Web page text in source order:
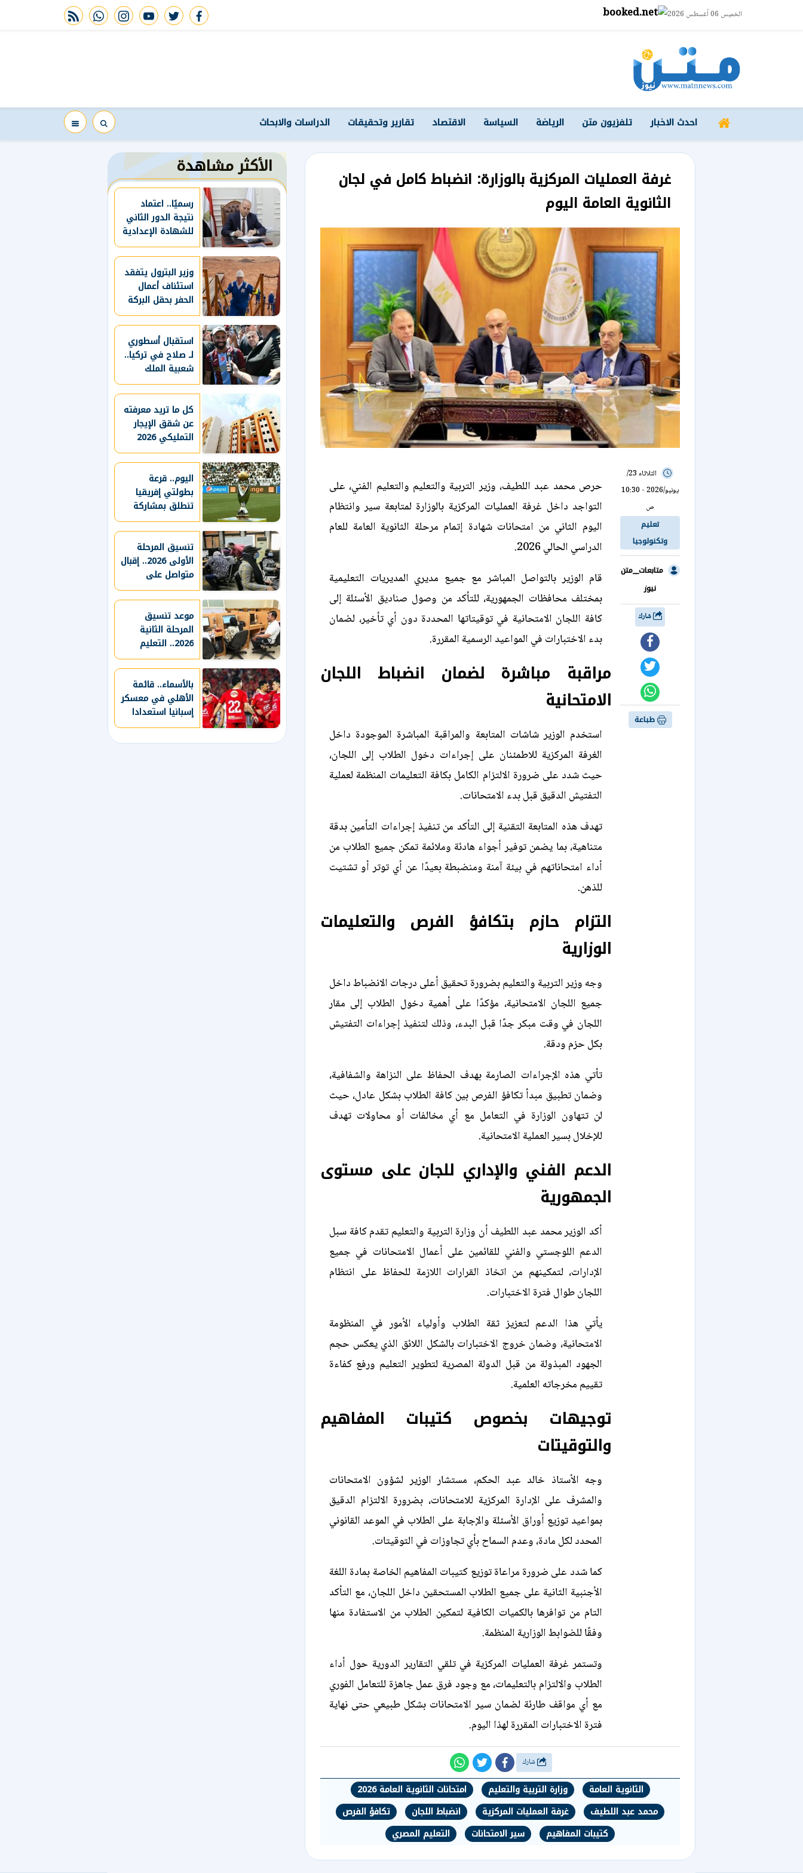
الخميس 06 أغسطس 2026 facebook
twitter
youtube
instagram
whatsapp
rss feed
احدث الاخبار تلفزيون متن الرياضة السياسة الاقتصاد تقارير وتحقيقات الدراسات والابحاث
غرفة العمليات المركزية بالوزارة: انضباط كامل في لجان
الثانوية العامة اليوم
الثلاثاء 23/
يونيو/2026 - 10:30
ص
تعليم
وتكنولوجيا
متابعات__متن
نيوز
طباعة
حرص محمد عبد اللطيف، وزير التربية والتعليم والتعليم الفني، على
التواجد داخل غرفة العمليات المركزية بالوزارة لمتابعة سير وانتظام
اليوم الثاني من امتحانات شهادة إتمام مرحلة الثانوية العامة للعام
الدراسي الحالي 2026.
قام الوزير بالتواصل المباشر مع جميع مديري المديريات التعليمية
بمختلف محافظات الجمهورية، للتأكد من وصول صناديق الأسئلة إلى
كافة اللجان الامتحانية في توقيتاتها المحددة دون أي تأخير، لضمان
بدء الاختبارات في المواعيد الرسمية المقررة.
مراقبة مباشرة لضمان انضباط اللجان
الامتحانية
استخدم الوزير شاشات المتابعة والمراقبة المباشرة الموجودة داخل
الغرفة المركزية للاطمئنان على إجراءات دخول الطلاب إلى اللجان،
حيث شدد على ضرورة الالتزام الكامل بكافة التعليمات المنظمة لعملية
التفتيش الدقيق قبل بدء الامتحانات.
تهدف هذه المتابعة التقنية إلى التأكد من تنفيذ إجراءات التأمين بدقة
متناهية، بما يضمن توفير أجواء هادئة وملائمة تمكن جميع الطلاب من
أداء امتحاناتهم في بيئة آمنة ومنضبطة بعيدًا عن أي توتر أو تشتيت
للذهن.
التزام حازم بتكافؤ الفرص والتعليمات
الوزارية
وجه وزير التربية والتعليم بضرورة تحقيق أعلى درجات الانضباط داخل
جميع اللجان الامتحانية، مؤكدًا على أهمية دخول الطلاب إلى مقار
اللجان في وقت مبكر جدًا قبل البدء، وذلك لتنفيذ إجراءات التفتيش
بكل حزم ودقة.
تأتي هذه الإجراءات الصارمة بهدف الحفاظ على النزاهة والشفافية،
وضمان تطبيق مبدأ تكافؤ الفرص بين كافة الطلاب بشكل عادل، حيث
لن تتهاون الوزارة في التعامل مع أي مخالفات أو محاولات تهدف
للإخلال بسير العملية الامتحانية.
الدعم الفني والإداري للجان على مستوى
الجمهورية
أكد الوزير محمد عبد اللطيف أن وزارة التربية والتعليم تقدم كافة سبل
الدعم اللوجستي والفني للقائمين على أعمال الامتحانات في جميع
الإدارات، لتمكينهم من اتخاذ القرارات اللازمة للحفاظ على انتظام
اللجان طوال فترة الاختبارات.
يأتي هذا الدعم لتعزيز ثقة الطلاب وأولياء الأمور في المنظومة
الامتحانية، وضمان خروج الاختبارات بالشكل اللائق الذي يعكس حجم
الجهود المبذولة من قبل الدولة المصرية لتطوير التعليم ورفع كفاءة
تقييم مخرجاته العلمية.
توجيهات بخصوص كتيبات المفاهيم
والتوقيتات
وجه الأستاذ خالد عبد الحكم، مستشار الوزير لشؤون الامتحانات
والمشرف على الإدارة المركزية للامتحانات، بضرورة الالتزام الدقيق
بمواعيد توزيع أوراق الأسئلة والإجابة على الطلاب في الموعد القانوني
المحدد لكل مادة، وعدم السماح بأي تجاوزات في التوقيتات.
كما شدد على ضرورة مراعاة توزيع كتيبات المفاهيم الخاصة بمادة اللغة
الأجنبية الثانية على جميع الطلاب المستحقين داخل اللجان، مع التأكد
التام من توافرها بالكميات الكافية لتمكين الطلاب من الاستفادة منها
وفقًا للضوابط الوزارية المنظمة.
وتستمر غرفة العمليات المركزية في تلقي التقارير الدورية حول أداء
الطلاب والالتزام بالتعليمات، مع وجود فرق عمل جاهزة للتعامل الفوري
مع أي مواقف طارئة لضمان سير الامتحانات بشكل طبيعي حتى نهاية
فترة الاختبارات المقررة لهذا اليوم.
الثانوية العامة وزارة التربية والتعليم
امتحانات الثانوية العامة 2026
محمد عبد اللطيف
غرفة العمليات المركزية انضباط اللجان
تكافؤ الفرص
كتيبات المفاهيم
سير الامتحانات التعليم المصري
الأكثر مشاهدة
رسميًا.. اعتماد
نتيجة الدور الثاني
للشهادة الإعدادية
بالقاهرة 2026
وزير البترول يتفقد
استئناف أعمال
الحفر بحقل البركة
في أسوان ويؤكد:
صعيد مصر على
خريطة الاستثمار
البترولي
استقبال أسطوري
لـ صلاح في تركيا..
شعبية الملك
المصري تتجاوز
المستطيل الأخضر..
طرابزون سبور
يسعي لاستعادة
لقب الدوري التركي
وتعزيز حظوظه في
المنافسات
الأوروبية
كل ما تريد معرفته
عن شقق الإيجار
التمليكي 2026
قبل التقديم
اليوم.. قرعة
بطولتي إفريقيا
تنطلق بمشاركة
الأندية المصرية
تنسيق المرحلة
الأولى 2026.. إقبال
متواصل على
معامل هندسة
القاهرة لتسجيل
الرغبات
موعد تنسيق
المرحلة الثانية
2026.. التعليم
العالي تكشف
التفاصيل المنتظرة
بالأسماء.. قائمة
الأهلي في معسكر
إسبانيا استعدادا
للموسم الجديد